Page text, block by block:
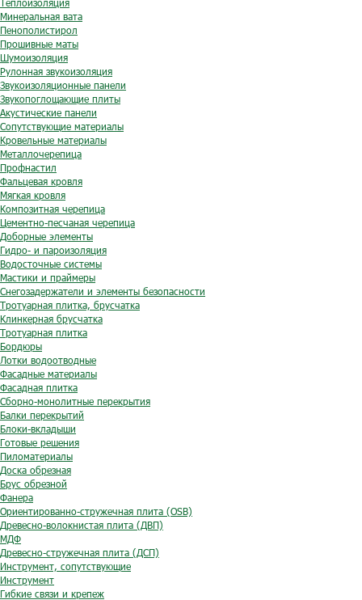
Теплоизоляция
Минеральная вата
Пенополистирол
Прошивные маты
Шумоизоляция
Рулонная звукоизоляция
Звукоизоляционные панели
Звукопоглощающие плиты
Акустические панели
Сопутствующие материалы
Кровельные материалы
Металлочерепица
Профнастил
Фальцевая кровля
Мягкая кровля
Композитная черепица
Цементно-песчаная черепица
Доборные элементы
Гидро- и пароизоляция
Водосточные системы
Мастики и праймеры
Снегозадержатели и элементы безопасности
Тротуарная плитка, брусчатка
Клинкерная брусчатка
Тротуарная плитка
Бордюры
Лотки водоотводные
Фасадные материалы
Фасадная плитка
Сборно-монолитные перекрытия
Балки перекрытий
Блоки-вкладыши
Готовые решения
Пиломатериалы
Доска обрезная
Брус обрезной
Фанера
Ориентированно-стружечная плита (OSB)
Древесно-волокнистая плита (ДВП)
МДФ
Древесно-стружечная плита (ДСП)
Инструмент, сопутствующие
Инструмент
Гибкие связи и крепеж